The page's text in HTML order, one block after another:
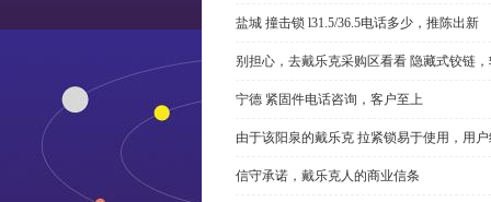
盐城 撞击锁 l31.5/36.5电话多少，推陈出新
别担心，去戴乐克采购区看看 隐藏式铰链
宁德 紧固件电话咨询，客户至上
由于该阳泉的戴乐克 拉紧锁易于使用，用
信守承诺，戴乐克人的商业信条